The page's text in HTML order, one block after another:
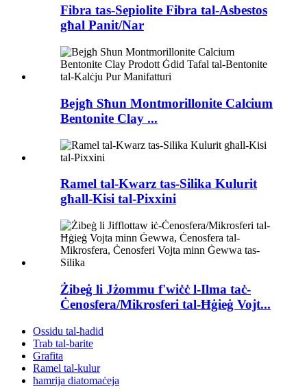
Fibra tas-Sepiolite Fibra tal-Asbestos
għal Panit/Nar
Bejgħ Sħun Montmorillonite Calcium
Bentonite Clay ...
Ramel tal-Kwarz tas-Silika Kulurit
għall-Kisi tal-Pixxini
Żibeġ li Jżommu f'wiċċ l-Ilma taċ-
Ċenosfera/Mikrosferi tal-Ħġieġ Vojt...
Ossidu tal-ħadid
Trab tal-barite
Grafita
Ramel tal-kulur
ħamrija diatomaċeja